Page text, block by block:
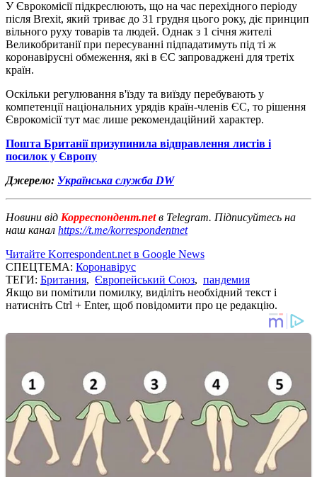
У Єврокомісії підкреслюють, що на час перехідного періоду
після Brexit, який триває до 31 грудня цього року, діє принцип
вільного руху товарів та людей. Однак з 1 січня жителі
Великобританії при пересуванні підпадатимуть під ті ж
коронавірусні обмеження, які в ЄС запроваджені для третіх
країн.
Оскільки регулювання в'їзду та виїзду перебувають у
компетенції національних урядів країн-членів ЄС, то рішення
Єврокомісії тут має лише рекомендаційний характер.
Пошта Британії призупинила відправлення листів і
посилок у Європу
Джерело: Українська служба DW
Новини від Корреспондент.netв Telegram. Підписуйтесь на
наш канал https://t.me/korrespondentnet
Читайте Korrespondent.net в Google News
СПЕЦТЕМА: Коронавірус
ТЕГИ: Британия, Європейський Союз, пандемия
Якщо ви помітили помилку, виділіть необхідний текст і
натисніть Ctrl + Enter, щоб повідомити про це редакцію.